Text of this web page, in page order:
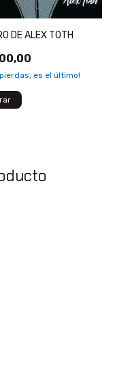
DE ALEX TOTH
pierdas, es el último!